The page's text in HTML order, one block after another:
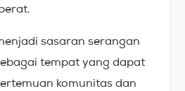
sasaran serangan
tempat yang dapat
komunitas dan